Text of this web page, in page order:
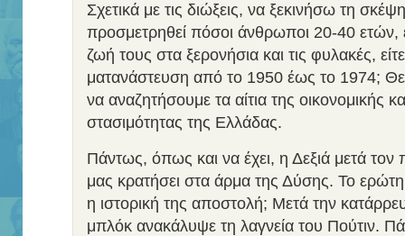
Σχετικά με τις διώξεις, να ξεκινήσω τη
προσμετρηθεί πόσοι άνθρωποι 20-40 ετών,
ζωή τους στα ξερονήσια και τις φυλακές,
ματανάστευση από το 1950 έως το 1974;
να αναζητήσουμε τα αίτια της οικονομικής
στασιμότητας της Ελλάδας.
Πάντως, όπως και να έχει, η Δεξιά μετά τον
μας κρατήσει στα άρμα της Δύσης. Το
η ιστορική της αποστολή; Μετά την
μπλόκ ανακάλυψε τη λαγνεία του Πούτιν.